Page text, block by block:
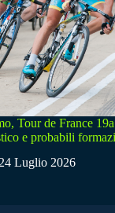
Tour de France
e probabili
Luglio 2026